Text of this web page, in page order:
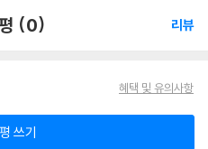
(0) 리뷰
혜택 및 유의사항
쓰기